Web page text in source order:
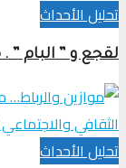
تحلیل الأحداث
لقجع و ” البام ”
تحلیل الأحداث